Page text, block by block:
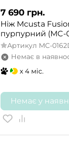
7 690 грн.
Ніж Mcusta
пурпурний (MC-
Артикул MC-
Немає в
x 4 міс.
Немає у